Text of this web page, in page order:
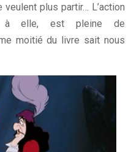
plus partir… L’action
à elle, est pleine de
moitié du livre sait nous